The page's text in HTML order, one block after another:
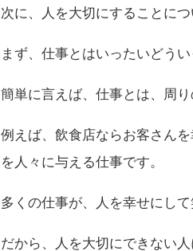
次に、人を大切にすることにつ
まず、仕事とはいったいどう
簡単に言えば、仕事とは、周
例えば、飲食店ならお客さん
を人々に与える仕事です。
多くの仕事が、人を幸せにして
だから、人を大切にできない